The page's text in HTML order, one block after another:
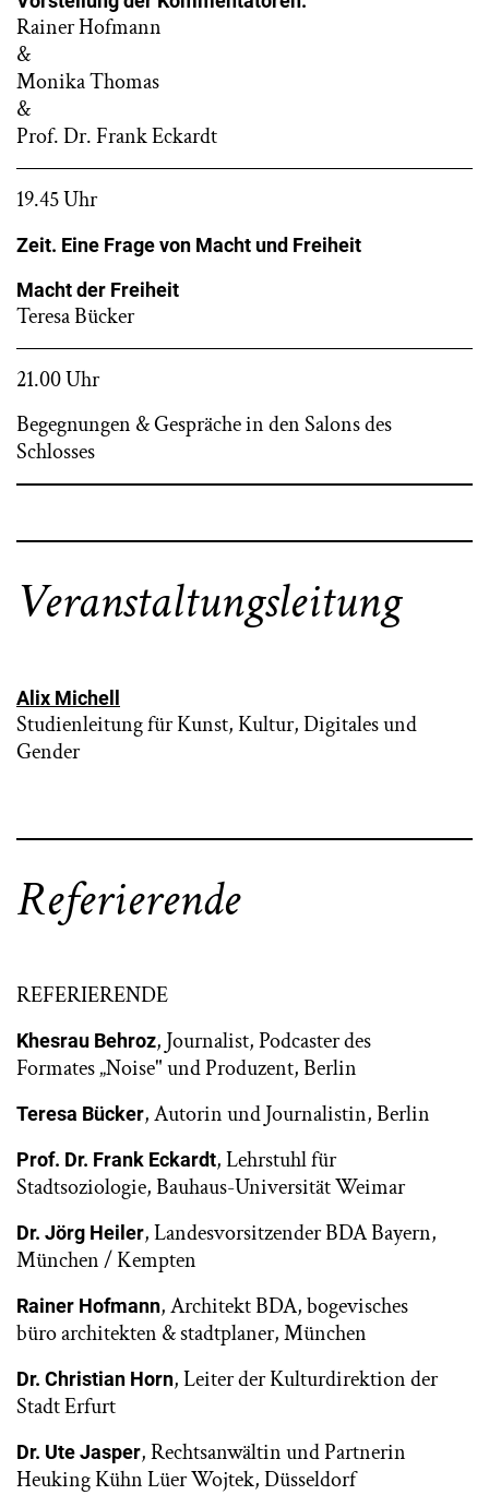
Rainer Hofmann
&
Monika Thomas
&
Prof. Dr. Frank Eckardt
19.45 Uhr
Zeit. Eine Frage von Macht und Freiheit
Macht der Freiheit
Teresa Bücker
21.00 Uhr
Begegnungen & Gespräche in den Salons des
Schlosses
Veranstaltungsleitung
Alix Michell
Studienleitung für Kunst, Kultur, Digitales und
Gender
Referierende
REFERIERENDE
Khesrau Behroz, Journalist, Podcaster des
Formates „Noise" und Produzent, Berlin
Teresa Bücker, Autorin und Journalistin, Berlin
Prof. Dr. Frank Eckardt, Lehrstuhl für
Stadtsoziologie, Bauhaus-Universität Weimar
Dr. Jörg Heiler, Landesvorsitzender BDA Bayern,
München / Kempten
Rainer Hofmann, Architekt BDA, bogevisches
büro architekten & stadtplaner, München
Dr. Christian Horn, Leiter der Kulturdirektion der
Stadt Erfurt
Dr. Ute Jasper, Rechtsanwältin und Partnerin
Heuking Kühn Lüer Wojtek, Düsseldorf